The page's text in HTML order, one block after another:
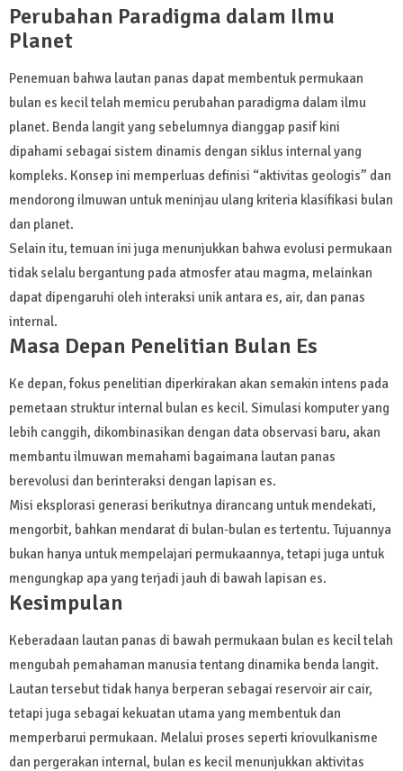
Perubahan Paradigma dalam Ilmu
Planet
Penemuan bahwa lautan panas dapat membentuk permukaan
bulan es kecil telah memicu perubahan paradigma dalam ilmu
planet. Benda langit yang sebelumnya dianggap pasif kini
dipahami sebagai sistem dinamis dengan siklus internal yang
kompleks. Konsep ini memperluas definisi “aktivitas geologis” dan
mendorong ilmuwan untuk meninjau ulang kriteria klasifikasi bulan
dan planet.
Selain itu, temuan ini juga menunjukkan bahwa evolusi permukaan
tidak selalu bergantung pada atmosfer atau magma, melainkan
dapat dipengaruhi oleh interaksi unik antara es, air, dan panas
internal.
Masa Depan Penelitian Bulan Es
Ke depan, fokus penelitian diperkirakan akan semakin intens pada
pemetaan struktur internal bulan es kecil. Simulasi komputer yang
lebih canggih, dikombinasikan dengan data observasi baru, akan
membantu ilmuwan memahami bagaimana lautan panas
berevolusi dan berinteraksi dengan lapisan es.
Misi eksplorasi generasi berikutnya dirancang untuk mendekati,
mengorbit, bahkan mendarat di bulan-bulan es tertentu. Tujuannya
bukan hanya untuk mempelajari permukaannya, tetapi juga untuk
mengungkap apa yang terjadi jauh di bawah lapisan es.
Kesimpulan
Keberadaan lautan panas di bawah permukaan bulan es kecil telah
mengubah pemahaman manusia tentang dinamika benda langit.
Lautan tersebut tidak hanya berperan sebagai reservoir air cair,
tetapi juga sebagai kekuatan utama yang membentuk dan
memperbarui permukaan. Melalui proses seperti kriovulkanisme
dan pergerakan internal, bulan es kecil menunjukkan aktivitas